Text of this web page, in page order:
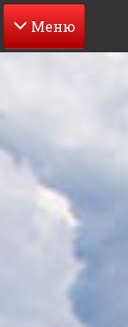
Перейти
содержанию